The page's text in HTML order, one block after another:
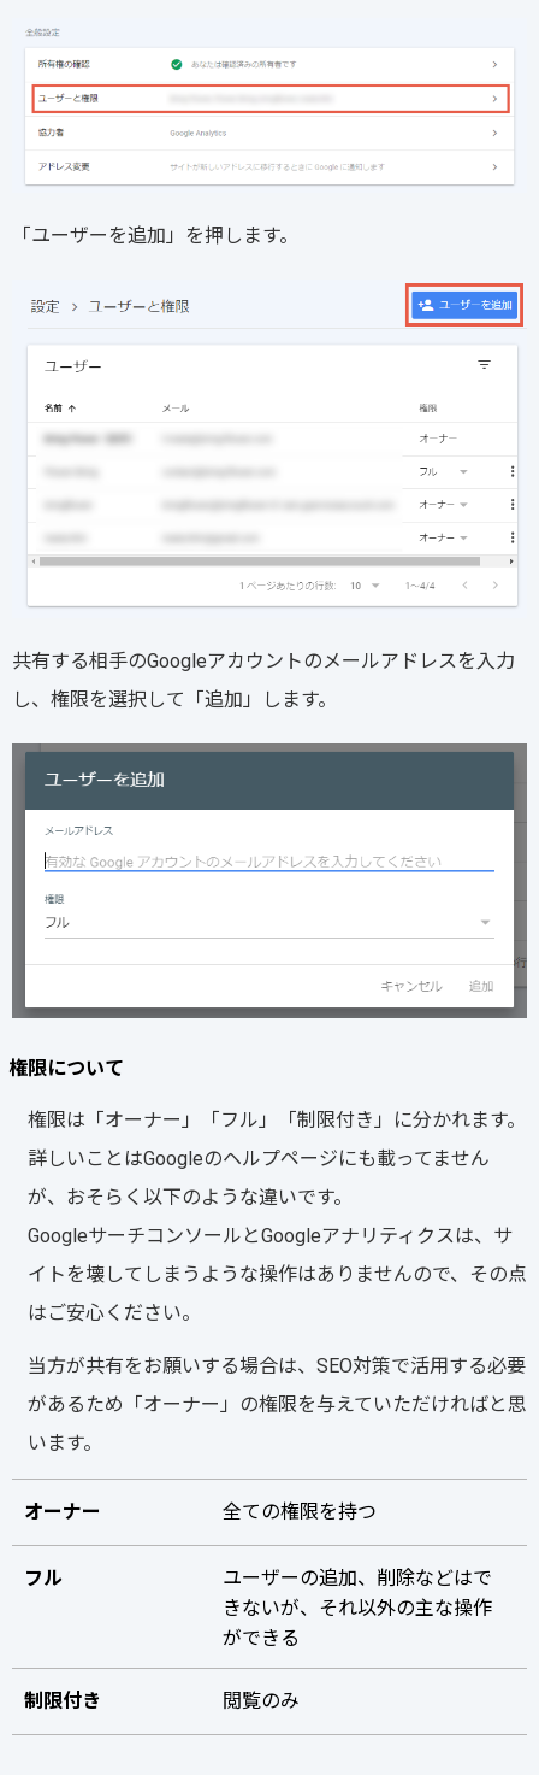
「ユーザーを追加」を押します。
共有する相手のGoogleアカウントのメールアドレスを入力
し、権限を選択して「追加」します。
権限について
権限は「オーナー」「フル」「制限付き」に分かれます。
詳しいことはGoogleのヘルプページにも載ってません
が、おそらく以下のような違いです。
GoogleサーチコンソールとGoogleアナリティクスは、サ
イトを壊してしまうような操作はありませんので、その点
はご安心ください。
当方が共有をお願いする場合は、SEO対策で活用する必要
があるため「オーナー」の権限を与えていただければと思
います。
オーナー 全ての権限を持つ
フル
ユーザーの追加、削除などはで
きないが、それ以外の主な操作
ができる
制限付き 閲覧のみ